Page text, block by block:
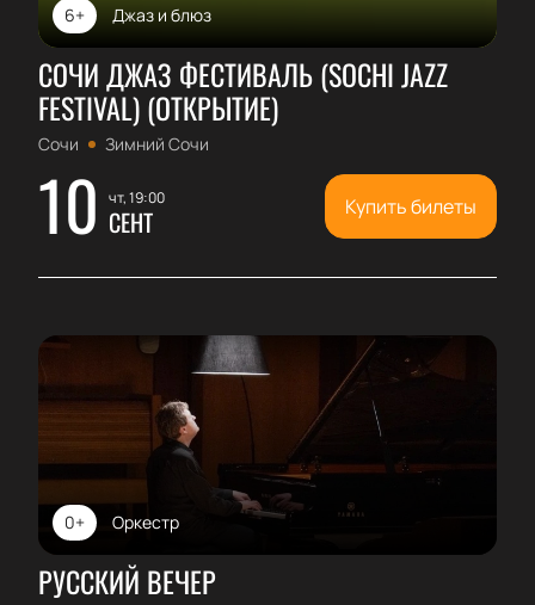
Джаз и блюз
6+
СОЧИ ДЖАЗ ФЕСТИВАЛЬ (SOCHI JAZZ
FESTIVAL) (ОТКРЫТИЕ)
Сочи Зимний Сочи
10 чт, 19:00
СЕНТ Купить билеты
Оркестр
0+
РУССКИЙ ВЕЧЕР